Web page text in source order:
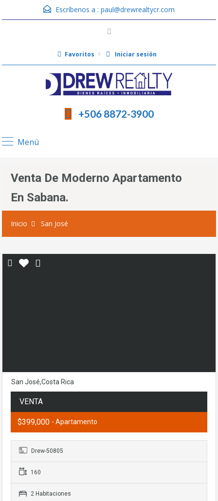
Escríbenos a : paul@drewrealtycr.com
Favoritos Iniciar sesión
+506 8872-3900
Menú
Venta De Moderno Apartamento
En Sabana.
Inicio San José
San José,Costa Rica
VENTA
$399,000 - Apartamento
Drew-50805
160
2 Habitaciones